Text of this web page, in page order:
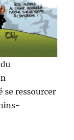
se ressourcer